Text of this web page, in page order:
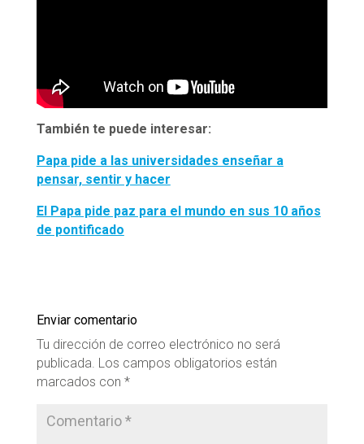
También te puede interesar:
Papa pide a las universidades enseñar a
pensar, sentir y hacer
El Papa pide paz para el mundo en sus 10 años
de pontificado
Enviar comentario
Tu dirección de correo electrónico no será
publicada. Los campos obligatorios están
marcados con *